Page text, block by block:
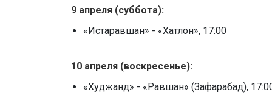
9 апреля (суббота):
«Истаравшан» - «Хатлон», 17:00
10 апреля (воскресенье):
«Худжанд» - «Равшан» (Зафарабад),